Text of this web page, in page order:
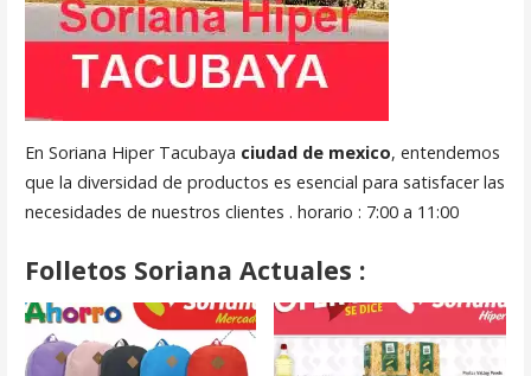
En Soriana Hiper Tacubaya ciudad de mexico, entendemos
que la diversidad de productos es esencial para satisfacer las
necesidades de nuestros clientes . horario : 7:00 a 11:00
Folletos Soriana Actuales :